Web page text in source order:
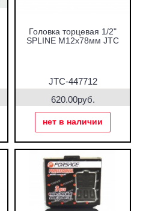
Головка торцевая 1/2"
SPLINE M12х78мм JTC
JTC-447712
620.00руб.
нет в наличии